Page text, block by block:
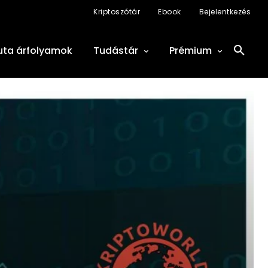
Kriptoszótár Ebook Bejelentkezés
árfolyamok Tudástár Prémium